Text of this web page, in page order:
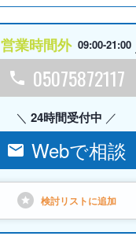
営業時間外 09:00-21:00
05075872117
24時間受付中
Webで相談
検討リストに追加